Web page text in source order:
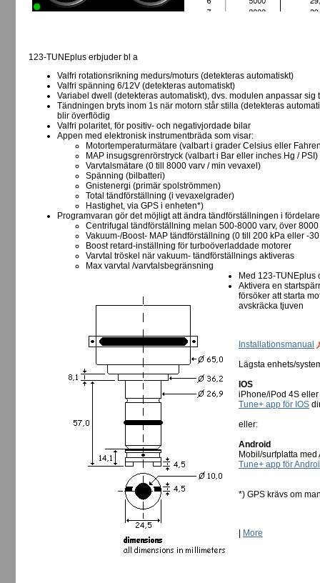
123-TUNEplus erbjuder bl a
Valfri rotationsrikning medurs/moturs (detekteras automatiskt)
Valfri spänning 6/12V (detekteras automatiskt)
Variabel dwell (detekteras automatiskt), dvs. modulen anpassar
Tändningen bryts inom 1s när motorn står stilla (detekteras
blir överflödig
Valfri polaritet, för positiv- och negativjordade bilar
Appen med elektronisk instrumentbräda som visar:
Motortemperaturmätare (valbart i grader Celsius eller
MAP insugsgrenrörstryck (valbart i Bar eller inches Hg / PSI)
Varvtalsmätare (0 till 8000 varv / min vevaxel)
Spänning (bilbatteri)
Gnistenergi (primär spolströmmen)
Total tändförställning (i vevaxelgrader)
Hastighet, via GPS i enheten*)
Programvaran gör det möjligt att ändra tändförställningen i
Centrifugal tändförställning melan 500-8000 varv, över
Vakuum-/Boost- MAP tändförställning (0 till 200 kPa eller -
Boost retard-inställning för turboöverladdade motorer
Varvtal tröskel när vakuum- tändförställnings aktiveras
Max varvtal /varvtalsbegränsning
Med 123-TUNEplus
Aktivera en
försöker att starta
avskräcka tjuven
Installationsmanual
Lägsta enhets/
IOS
iPhone/iPod 4S
Tune+ app för IOS
eller:
Android
Mobil/surfplatta
Tune+ app för
*) GPS krävs om
More